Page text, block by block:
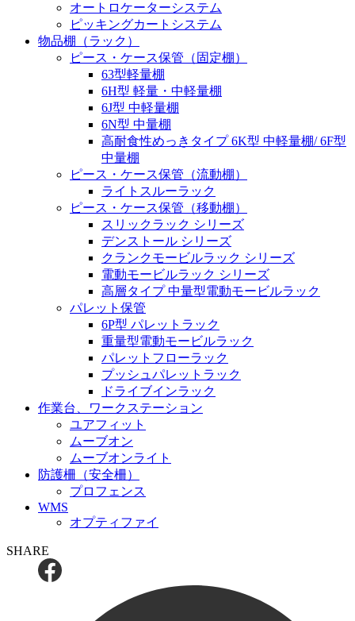
オートロケーターシステム
ピッキングカートシステム
物品棚（ラック）
ピース・ケース保管（固定棚）
63型軽量棚
6H型 軽量・中軽量棚
6J型 中軽量棚
6N型 中量棚
高耐食性めっきタイプ 6K型 中軽量棚/ 6F型
中量棚
ピース・ケース保管（流動棚）
ライトスルーラック
ピース・ケース保管（移動棚）
スリックラック シリーズ
デンストール シリーズ
クランクモービルラック シリーズ
電動モービルラック シリーズ
高層タイプ 中量型電動モービルラック
パレット保管
6P型 パレットラック
重量型電動モービルラック
パレットフローラック
プッシュパレットラック
ドライブインラック
作業台、ワークステーション
ユアフィット
ムーブオン
ムーブオンライト
防護柵（安全柵）
プロフェンス
WMS
オプティファイ
SHARE